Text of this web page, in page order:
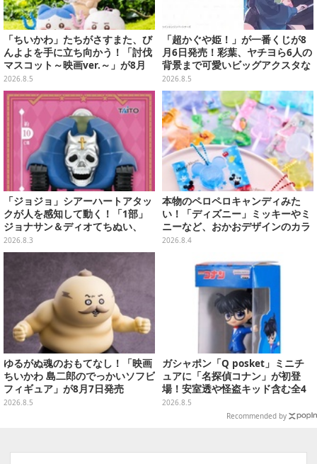
「ちいかわ」たちがさすまた、び
んよよを手に立ち向かう！「討伐
マスコット～映画ver.～」が8月
中旬より順次展開
2026.8.5
「超かぐや姫！」が一番くじが8
月6日発売！彩葉、ヤチヨら6人の
背景まで可愛いビッグアクスタな
ど
2026.8.5
「ジョジョ」シアーハートアタッ
クが人を感知して動く！「1部」
ジョナサン＆ディオてちぬい、
「3部」イギー＆クリームのなり
きり帽子が8月プライズ展開
2026.8.3
本物のペロペロキャンディみた
い！「ディズニー」ミッキーやミ
ニーなど、おかおデザインのカラ
フルチャーム全10種が8月31日発
2026.8.4
ゆるがぬ魂のおもてなし！「映画
ちいかわ 島二郎のでっかいソフビ
フィギュア」が8月7日発売
2026.8.5
ガシャポン「Q posket」ミニチ
ュアに「名探偵コナン」が初登
場！安室透や怪盗キッド含む全4
種、パッケージをもとに裏面まで
可愛くデザイン
2026.8.5
Recommended by